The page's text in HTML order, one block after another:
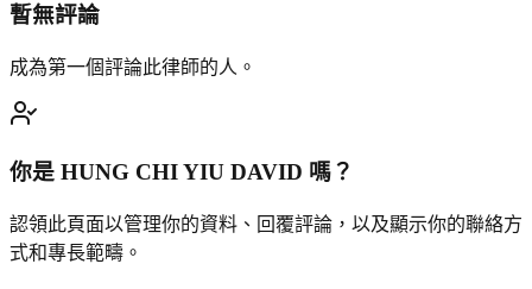
暫無評論
成為第一個評論此律師的人。
你是 HUNG CHI YIU DAVID 嗎？
認領此頁面以管理你的資料、回覆評論，以及顯示你的聯絡方
式和專長範疇。